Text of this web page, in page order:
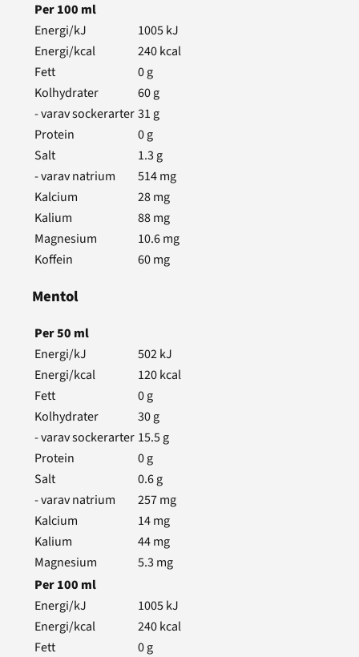
Per100 ml
Energi/kJ
1005kJ
Energi/kcal
240kcal
Fett
0g
Kolhydrater
60g
- varav sockerarter31 g
Protein
0g
Salt
1.3 g
- varav natrium
514mg
Kalcium
28mg
Kalium
88mg
Magnesium
10.6mg
Koffein
60mg
Mentol
Per50 ml
Energi/kJ
502kJ
Energi/kcal
120kcal
Fett
0g
Kolhydrater
30g
- varav sockerarter 15.5g
Protein
0g
Salt
0.6g
- varav natrium
257mg
Kalcium
14mg
Kalium
44mg
Magnesium
5.3 mg
Per100 ml
Energi/kJ
1005kJ
Energi/kcal
240kcal
Fett
0g